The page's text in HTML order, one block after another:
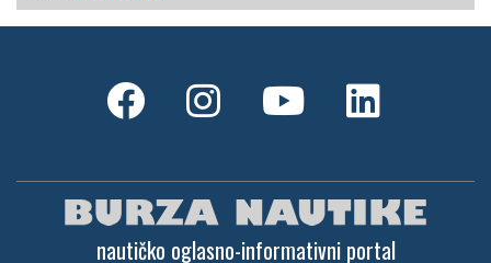
nautičko oglasno-informativni portal